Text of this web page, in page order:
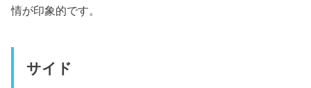
情が印象的です。
サイド